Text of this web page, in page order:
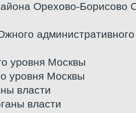
Орехово-
уровня Москвы
уровня Москвы
власти
власти